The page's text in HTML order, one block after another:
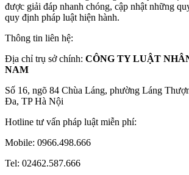
được giải đáp nhanh chóng, cập nhật những
quy định pháp luật hiện hành.
Thông tin liên hệ:
Địa chỉ trụ sở chính: CÔNG TY LUẬT
NAM
Số 16, ngõ 84 Chùa Láng, phường Láng
Đa, TP Hà Nội
Hotline tư vấn pháp luật miễn phí:
Mobile: 0966.498.666
Tel: 02462.587.666